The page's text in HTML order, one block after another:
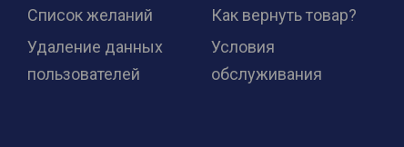
Список желаний
Удаление данных
пользователей
Как вернуть товар?
Условия
обслуживания